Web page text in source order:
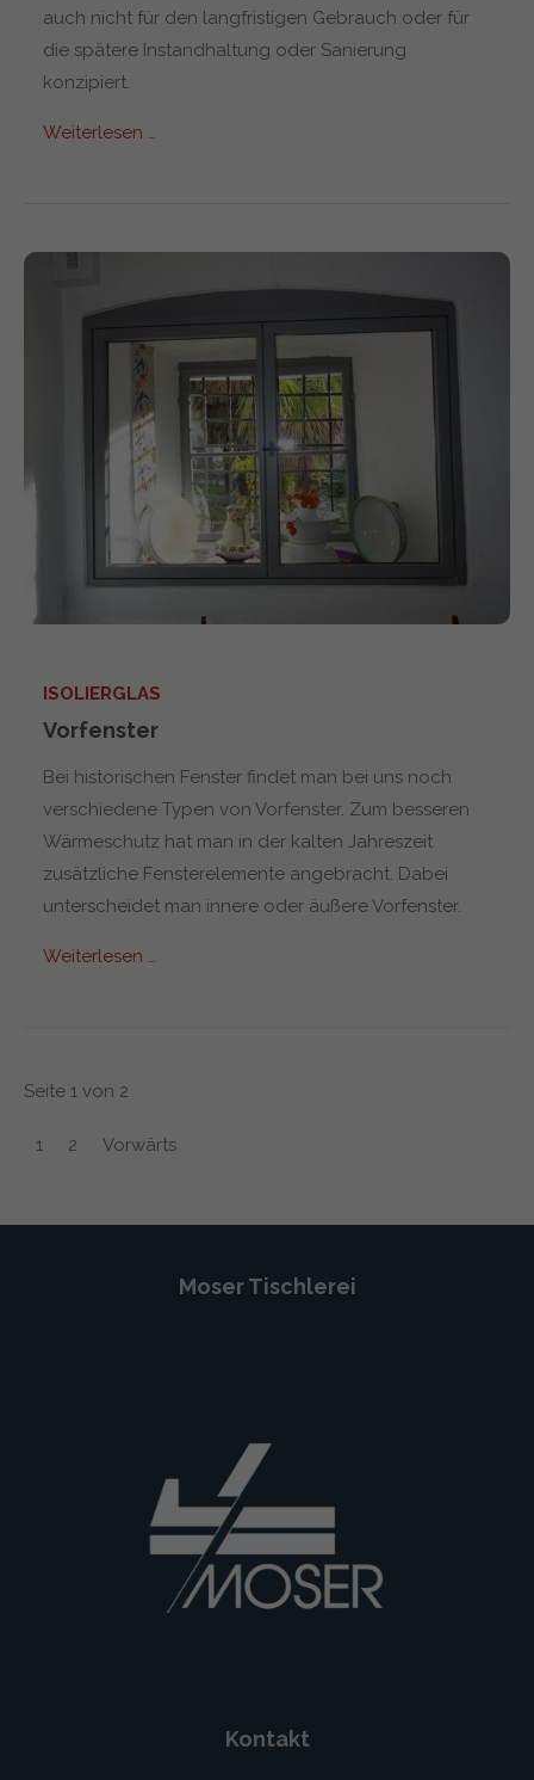
auch nicht für den langfristigen Gebrauch oder für
die spätere Instandhaltung oder Sanierung
konzipiert.
Weiterlesen …
ISOLIERGLAS
Vorfenster
Bei historischen Fenster findet man bei uns noch
verschiedene Typen von Vorfenster. Zum besseren
Wärmeschutz hat man in der kalten Jahreszeit
zusätzliche Fensterelemente angebracht. Dabei
unterscheidet man innere oder äußere Vorfenster.
Weiterlesen …
Seite 1 von 2
1 2 Vorwärts
Moser Tischlerei
Kontakt